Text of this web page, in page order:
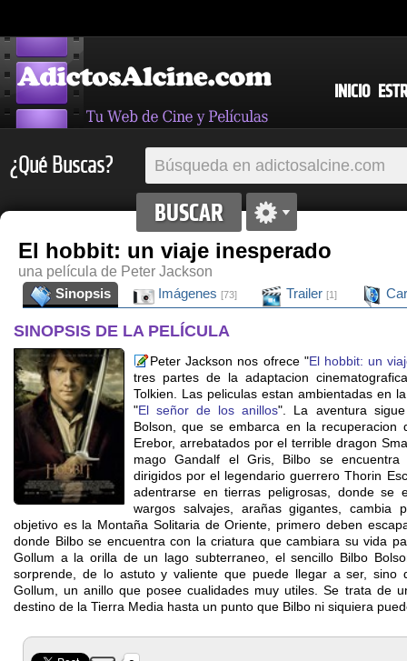
INICIO
¿Qué Buscas?
El hobbit: un viaje inesperado
una película de Peter Jackson
Sinopsis
Imágenes [73] Trailer [1]
SINOPSIS DE LA PELÍCULA
Peter Jackson nos ofrece "El hobbit: un
tres partes de la adaptacion
Tolkien. Las peliculas estan ambientadas en
"El señor de los anillos". La aventura
Bolson, que se embarca en la
Erebor, arrebatados por el terrible dragon
mago Gandalf el Gris, Bilbo se encuentra
dirigidos por el legendario guerrero Thorin
adentrarse en tierras peligrosas, donde se
wargos salvajes, arañas gigantes, cambia
objetivo es la Montaña Solitaria de Oriente, primero deben
donde Bilbo se encuentra con la criatura que cambiara su vida
Gollum a la orilla de un lago subterraneo, el sencillo Bilbo
sorprende, de lo astuto y valiente que puede llegar a ser, sino
Gollum, un anillo que posee cualidades muy utiles. Se trata de
destino de la Tierra Media hasta un punto que Bilbo ni siquiera